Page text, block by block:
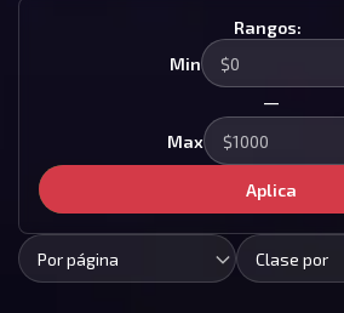
Rangos:
Min
—
Max
Aplica
Por página Clase por